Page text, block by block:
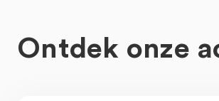
Ontdek onze